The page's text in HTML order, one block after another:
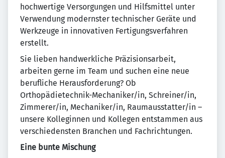
hochwertige Versorgungen und Hilfsmittel unter
Verwendung modernster technischer Geräte und
Werkzeuge in innovativen Fertigungsverfahren
erstellt.
Sie lieben handwerkliche Präzisionsarbeit,
arbeiten gerne im Team und suchen eine neue
berufliche Herausforderung? Ob
Orthopädietechnik-Mechaniker/in, Schreiner/in,
Zimmerer/in, Mechaniker/in, Raumausstatter/in –
unsere Kolleginnen und Kollegen entstammen aus
verschiedensten Branchen und Fachrichtungen.
Eine bunte Mischung